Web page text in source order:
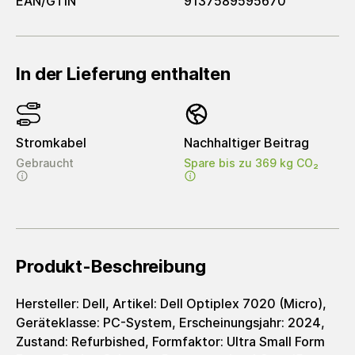
In der Lieferung enthalten
Stromkabel
Gebraucht
Nachhaltiger Beitrag
Spare bis zu 369 kg CO₂
Produkt-Beschreibung
Hersteller: Dell, Artikel: Dell Optiplex 7020 (Micro),
Geräteklasse: PC-System, Erscheinungsjahr: 2024,
Zustand: Refurbished, Formfaktor: Ultra Small Form